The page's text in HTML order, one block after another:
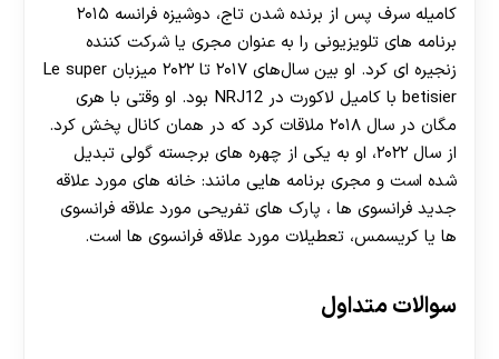
کامیله سرف پس از برنده شدن تاج، دوشیزه فرانسه ۲۰۱۵
برنامه های تلویزیونی را به عنوان مجری یا شرکت کننده
زنجیره ای کرد. او بین سال‌های ۲۰۱۷ تا ۲۰۲۲ میزبان Le super
betisier با کامیل لاکورت در NRJ12 بود. او وقتی با هری
مگان در سال ۲۰۱۸ ملاقات کرد که در همان کانال پخش کرد.
از سال ۲۰۲۲، او به یکی از چهره های برجسته گولی تبدیل
شده است و مجری برنامه هایی مانند: خانه های مورد علاقه
جدید فرانسوی ها ، پارک های تفریحی مورد علاقه فرانسوی
ها یا کریسمس، تعطیلات مورد علاقه فرانسوی ها است.
سوالات متداول